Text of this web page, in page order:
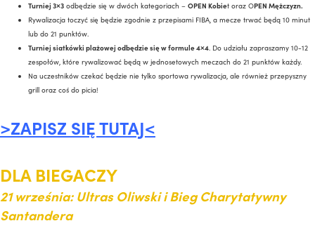
Turniej 3×3 odbędzie się w dwóch kategoriach – OPEN Kobiet oraz OPEN Mężczyzn.
Rywalizacja toczyć się będzie zgodnie z przepisami FIBA, a mecze trwać będą 10 minut
lub do 21 punktów.
Turniej siatkówki plażowej odbędzie się w formule 4×4. Do udziału zapraszamy 10-12
zespołów, które rywalizować będą w jednosetowych meczach do 21 punktów każdy.
Na uczestników czekać będzie nie tylko sportowa rywalizacja, ale również przepyszny
grill oraz coś do picia!
>ZAPISZ SIĘ TUTAJ<
DLA BIEGACZY
21 września: Ultras Oliwski i Bieg Charytatywny
Santandera